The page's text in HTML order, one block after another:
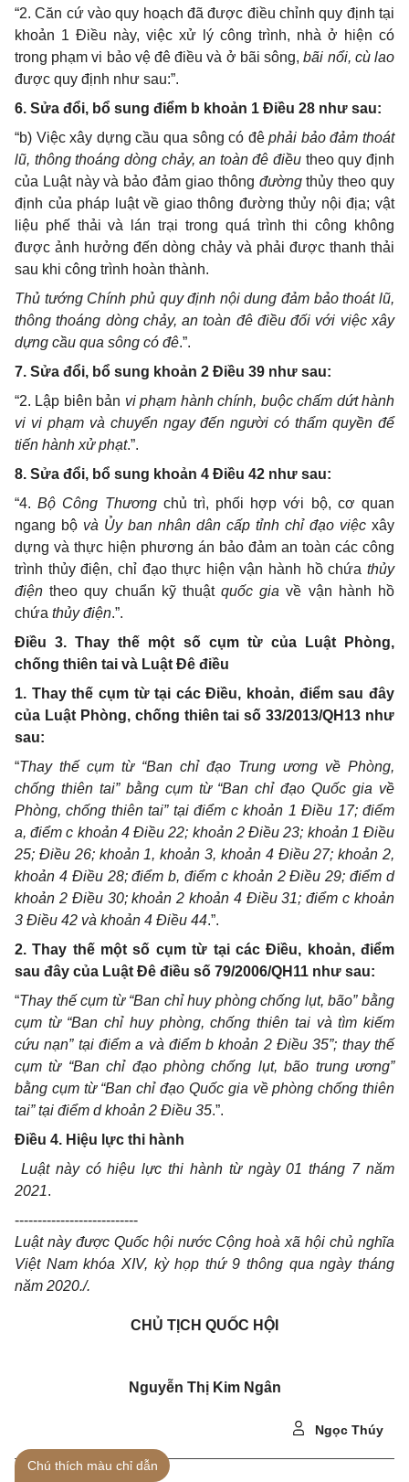
“2. Căn cứ vào quy hoạch đã được điều chỉnh quy định tại
khoản 1 Điều này, việc xử lý công trình, nhà ở hiện có
trong phạm vi bảo vệ đê điều và ở bãi sông,bãi nổi, cù lao
được quy định như sau:”.
6. Sửa đổi, bổ sung điểm b khoản 1 Điều 28 như sau:
“b) Việc xây dựng cầu qua sông có đêphải bảo đảm thoát
lũ, thông thoáng dòng chảy, an toàn đê điều theo quy định
của Luật này và bảo đảm giao thông đườngthủy theo quy
định của pháp luật về giao thông đường thủy nội địa; vật
liệu phế thải và lán trại trong quá trình thi công không
được ảnh hưởng đến dòng chảy và phải được thanh thải
sau khi công trình hoàn thành.
Thủ tướng Chính phủ quy định nội dung đảm bảo thoát lũ,
thông thoáng dòng chảy, an toàn đê điều đối với việc xây
dựng cầu qua sông có đê.”.
7. Sửa đổi, bổ sung khoản 2 Điều 39 như sau:
“2. Lập biên bản vi phạm hành chính, buộc chấm dứt hành
vi vi phạm và chuyển ngay đến người có thẩm quyền để
tiến hành xử phạt.”.
8. Sửa đổi, bổ sung khoản 4 Điều 42 như sau:
“4.Bộ Công Thươngchủ trì, phối hợp với bộ, cơ quan
ngang bộ và Ủy ban nhân dân cấp tỉnh chỉ đạo việc xây
dựng và thực hiện phương án bảo đảm an toàn các công
trình thủy điện, chỉ đạo thực hiện vận hành hồ chứa thủy
điện theo quy chuẩn kỹ thuậtquốc giavề vận hành hồ
chứa thủy điện.”.
Điều 3. Thay thế một số cụm từ của Luật Phòng,
chống thiên tai và Luật Đê điều
1. Thay thế cụm từ tại các Điều, khoản, điểm sau đây
của Luật Phòng, chống thiên tai số 33/2013/QH13 như
sau:
“Thay thế cụm từ “Ban chỉ đạo Trung ương về Phòng,
chống thiên tai” bằng cụm từ “Ban chỉ đạo Quốc gia về
Phòng, chống thiên tai” tại điểm c khoản 1 Điều 17; điểm
a, điểm c khoản 4 Điều 22; khoản 2 Điều 23; khoản 1 Điều
25; Điều 26; khoản 1, khoản 3, khoản 4 Điều 27; khoản 2,
khoản 4 Điều 28; điểm b, điểm c khoản 2 Điều 29; điểm d
khoản 2 Điều 30; khoản 2 khoản 4 Điều 31; điểm c khoản
3 Điều 42 và khoản 4 Điều 44.”.
2. Thay thế một số cụm từ tại các Điều, khoản, điểm
sau đây của Luật Đê điều số 79/2006/QH11 như sau:
“Thay thế cụm từ “Ban chỉ huy phòng chống lụt, bão” bằng
cụm từ “Ban chỉ huy phòng, chống thiên tai và tìm kiếm
cứu nạn” tại điểm a và điểm b khoản 2 Điều 35”; thay thế
cụm từ “Ban chỉ đạo phòng chống lụt, bão trung ương”
bằng cụm từ “Ban chỉ đạo Quốc gia về phòng chống thiên
tai” tại điểm d khoản 2 Điều 35.”.
Điều 4. Hiệu lực thi hành
Luật này có hiệu lực thi hành từ ngày 01 tháng 7 năm
2021.
---------------------------
Luật này được Quốc hội nước Cộng hoà xã hội chủ nghĩa
Việt Nam khóa XIV, kỳ họp thứ9 thông qua ngày tháng
năm 2020./.
CHỦ TỊCH QUỐC HỘI
Nguyễn Thị Kim Ngân
Ngọc Thúy
Chú thích màu chỉ dẫn